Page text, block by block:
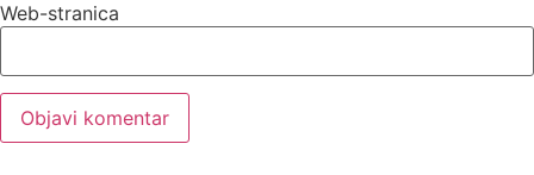
Web-stranica